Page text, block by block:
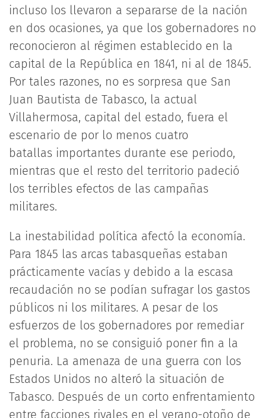
incluso los llevaron a separarse de la nación
en dos ocasiones, ya que los gobernadores no
reconocieron al régimen establecido en la
capital de la República en 1841, ni al de 1845.
Por tales razones, no es sorpresa que San
Juan Bautista de Tabasco, la actual
Villahermosa, capital del estado, fuera el
escenario de por lo menos cuatro
batallas importantes durante ese periodo,
mientras que el resto del territorio padeció
los terribles efectos de las campañas
militares.
La inestabilidad política afectó la economía.
Para 1845 las arcas tabasqueñas estaban
prácticamente vacías y debido a la escasa
recaudación no se podían sufragar los gastos
públicos ni los militares. A pesar de los
esfuerzos de los gobernadores por remediar
el problema, no se consiguió poner fin a la
penuria. La amenaza de una guerra con los
Estados Unidos no alteró la situación de
Tabasco. Después de un corto enfrentamiento
entre facciones rivales en el verano-otoño de